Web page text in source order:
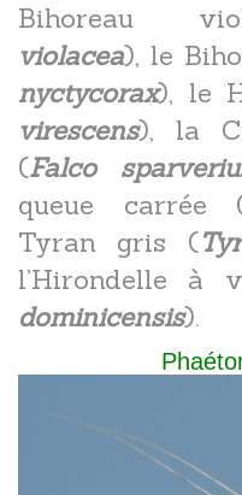
Bihoreau
violacea), le
nyctycorax), le
virescens), la
(Falco
queue carrée
Tyran gris (
l’Hirondelle à
dominicensis).